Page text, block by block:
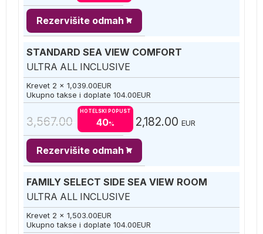
Rezervišite odmah
STANDARD SEA VIEW COMFORT
ULTRA ALL INCLUSIVE
Krevet 2 x 1,039.00EUR
Ukupno takse i doplate 104.00EUR
3,567.00
HOTELSKI POPUST
40% 2,182.00 EUR
Rezervišite odmah
FAMILY SELECT SIDE SEA VIEW ROOM
ULTRA ALL INCLUSIVE
Krevet 2 x 1,503.00EUR
Ukupno takse i doplate 104.00EUR